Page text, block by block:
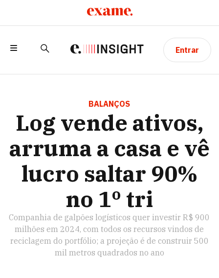
Entrar
VÊ LUCRO SALTAR 90% NO 1º TRI
BALANÇOS
Log vende ativos,
arruma a casa e vê
lucro saltar 90%
no 1º tri
Companhia de galpões logísticos quer investir R$ 900
milhões em 2024, com todos os recursos vindos de
reciclagem do portfólio; a projeção é de construir 500
mil metros quadrados no ano